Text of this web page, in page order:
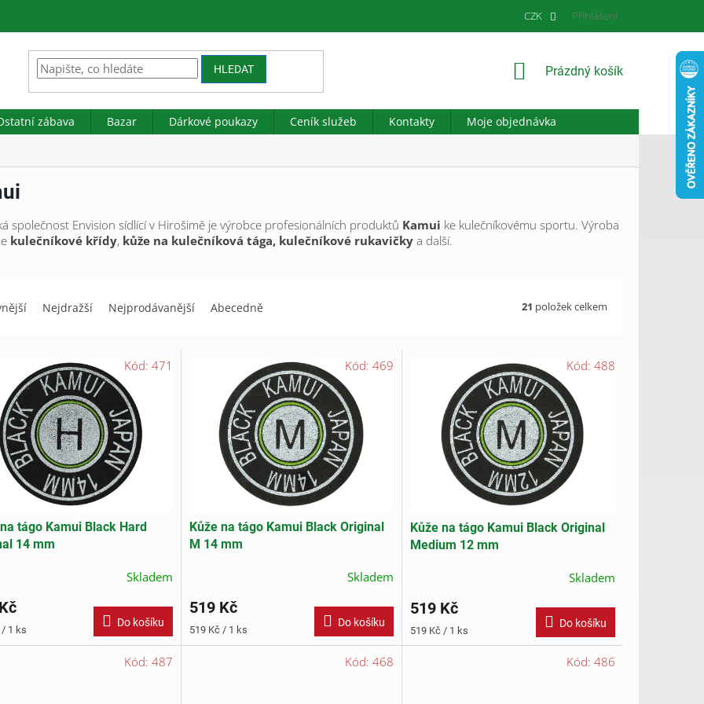
CZK Přihlášení
HLEDAT
NÁKUPNÍ
Prázdný košík
zábava Bazar Dárkové poukazy Ceník služeb Kontakty Moje objednávka
společnost Envision sídlící v Hirošimě je výrobce profesionálních produktů Kamui ke kulečníkovému sportu. Výroba
kulečníkové křídy, kůže na kulečníková tága, kulečníkové rukavičky a další.
Nejdražší Nejprodávanější Abecedně 21 položek celkem
tágo Kamui Black Hard
14 mm
Skladem
/ 1 ks
Do košíku
Kód: 471
Kůže na tágo Kamui Black Original
M 14 mm
Skladem
519 Kč
Měrná
cena:
519 Kč / 1 ks
Do košíku
Kód: 469
Kůže na tágo Kamui Black Original
Medium 12 mm
Skladem
519 Kč
Měrná
cena:
519 Kč / 1 ks
Do košíku
Kód: 488
Kód: 487 Kód: 468 Kód: 486